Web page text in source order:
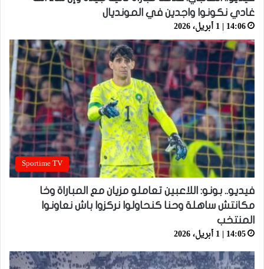
غادي نكونوا واجدين في المونديال
14:06 | 1 أبريل، 2026
Sportime TV
فيديو.. بونو: اللاعبين تعاملو مزيان مع المباراة وخا
مكانتش ساهلة وحنا كنحاولوا نركزوا باش نعاونوا
المنتخب
14:05 | 1 أبريل، 2026